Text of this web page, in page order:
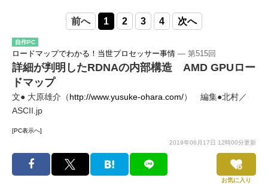
前へ 1 2 3 4 次へ
自作PC
ロードマップでわかる！当世プロセッサー事情 ― 第515回
詳細が判明したRDNAの内部構造 AMD GPUロー
ドマップ
文● 大原雄介（http://www.yusuke-ohara.com/） 編集●北村／
ASCII.jp
[PC表示へ]
2019年06月17日 12時00分更新
お気に入り